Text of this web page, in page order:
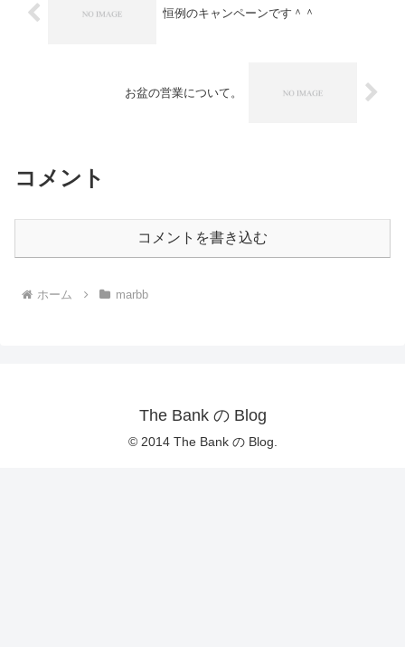
恒例のキャンペーンです＾＾
お盆の営業について。
コメント
コメントを書き込む
ホーム marbb
The Bank の Blog
© 2014 The Bank の Blog.